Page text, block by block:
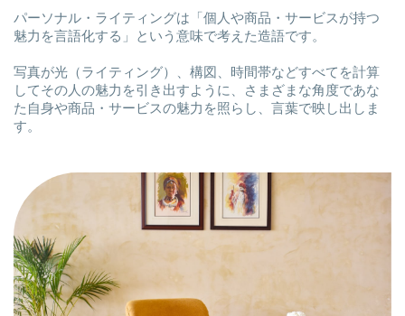
パーソナル・ライティングは「個人や商品・サービスが持つ
魅力を言語化する」という意味で考えた造語です。
写真が光（ライティング）、構図、時間帯などすべてを計算
してその人の魅力を引き出すように、さまざまな角度であな
た自身や商品・サービスの魅力を照らし、言葉で映し出しま
す。